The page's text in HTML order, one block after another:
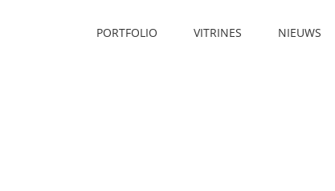
PORTFOLIO VITRINES NIEUWS